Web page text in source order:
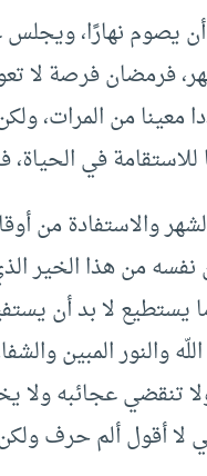
يصوم نهارًا، ويجلس
فرمضان فرصة لا
من المرات،
في الحياة،
والاستفادة من
من هذا الخير
ما يستطيع لا بد
والنور المبين
تنقضي عجائبه ولا
لا أقول ألم حرف